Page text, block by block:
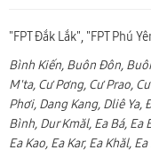
"FPT Đắk Lắk", "FPT Phú
Bình Kiến, Buôn Đôn,
M'ta, Cư Pơng, Cư Prao,
Phơi, Dang Kang, Dliê
Bình, Dur Kmăl, Ea Bá, Ea
Ea Kao, Ea Kar, Ea Khăl,